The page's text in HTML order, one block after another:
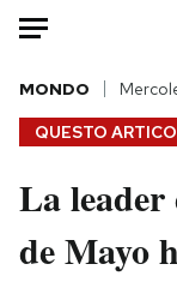
HOME
Italia
Politica
QUESTO
MONDO
La leader
de Mayo